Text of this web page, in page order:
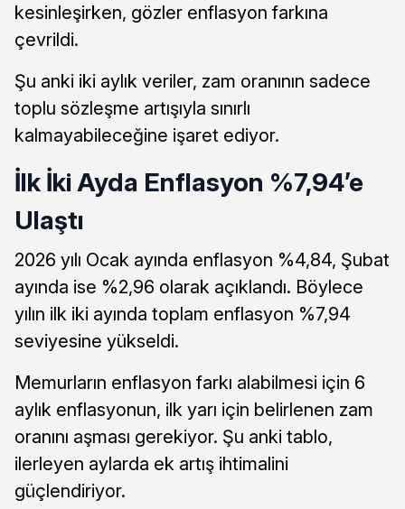
kesinleşirken, gözler enflasyon farkına
çevrildi.
Şu anki iki aylık veriler, zam oranının sadece
toplu sözleşme artışıyla sınırlı
kalmayabileceğine işaret ediyor.
İlk İki Ayda Enflasyon %7,94’e
Ulaştı
2026 yılı Ocak ayında enflasyon %4,84, Şubat
ayında ise %2,96 olarak açıklandı. Böylece
yılın ilk iki ayında toplam enflasyon %7,94
seviyesine yükseldi.
Memurların enflasyon farkı alabilmesi için 6
aylık enflasyonun, ilk yarı için belirlenen zam
oranını aşması gerekiyor. Şu anki tablo,
ilerleyen aylarda ek artış ihtimalini
güçlendiriyor.